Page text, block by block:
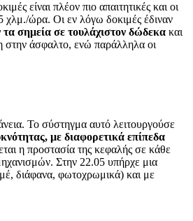
είναι πλέον πιο απαιτητικές και οι
χλμ./ώρα. Οι εν λόγω δοκιμές έδιναν
σημεία σε τουλάχιστον δώδεκα και
στην άσφαλτο, ενώ παράλληλα οι
Το σύστηγμα αυτό λειτουργούσε
με διαφορετικά επίπεδα
η προστασία της κεφαλής σε κάθε
Στην 22.05 υπήρχε μια
διάφανα, φωτοχρωμικά) και με